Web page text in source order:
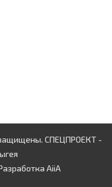
СПЕЦПРОЕКТ -
AiiA